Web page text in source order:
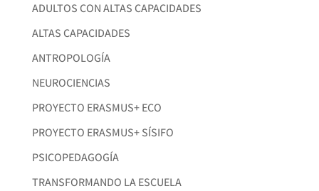
ADULTOS CON ALTAS CAPACIDADES
ALTAS CAPACIDADES
ANTROPOLOGÍA
NEUROCIENCIAS
PROYECTO ERASMUS+ ECO
PROYECTO ERASMUS+ SÍSIFO
PSICOPEDAGOGÍA
TRANSFORMANDO LA ESCUELA